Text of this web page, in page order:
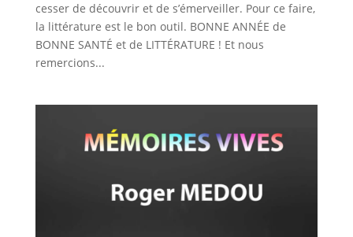
cesser de découvrir et de s’émerveiller. Pour ce faire,
la littérature est le bon outil. BONNE ANNÉE de
BONNE SANTÉ et de LITTÉRATURE ! Et nous
remercions...